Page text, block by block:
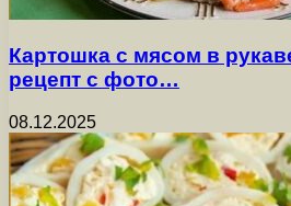
Картошка с мясом в
рецепт с фото…
08.12.2025